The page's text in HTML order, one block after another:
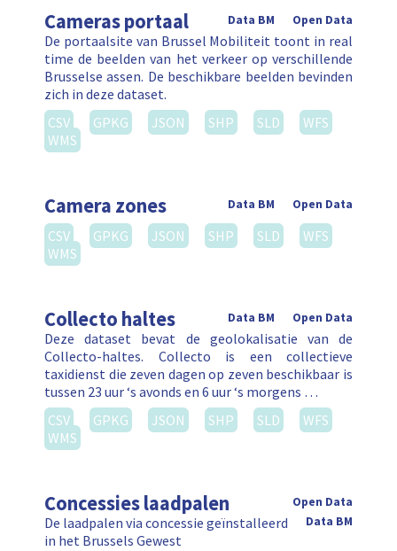
Cameras portaal Open Data
Data BM
De portaalsite van Brussel Mobiliteit toont in real
time de beelden van het verkeer op verschillende
Brusselse assen. De beschikbare beelden bevinden
zich in deze dataset.
CSV
GPKG JSON SHP SLD
WFS
WMS
Camera zones Open Data
Data BM
CSV GPKG JSON SHP SLD
WFS
WMS
Collecto haltes Open Data
Data BM
Deze dataset bevat de geolokalisatie van de
Collecto-haltes. Collecto is een collectieve
taxidienst die zeven dagen op zeven beschikbaar is
tussen 23 uur ‘s avonds en 6 uur ‘s morgens …
CSV
GPKG JSON SHP SLD
WFS
WMS
Concessies laadpalen
Open Data
Data BM
De laadpalen via concessie geïnstalleerd
in het Brussels Gewest